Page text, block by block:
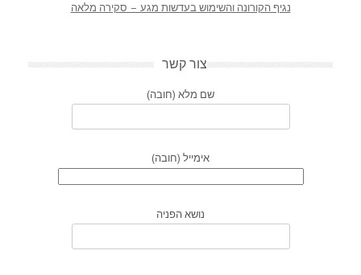
נגיף הקורונה והשימוש בעדשות מגע – סקירה מלאה
צור קשר
שם מלא (חובה)
אימייל (חובה)
נושא הפניה